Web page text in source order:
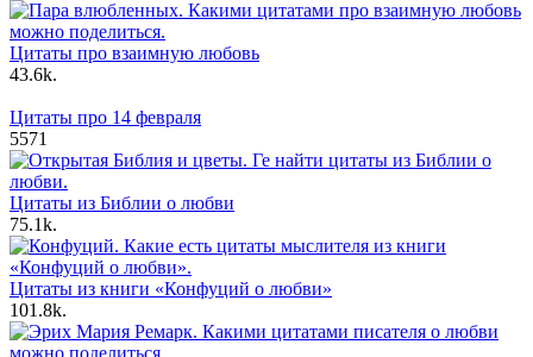
Цитаты про взаимную любовь
43.6k.
Цитаты про 14 февраля
5571
Цитаты из Библии о любви
75.1k.
Цитаты из книги «Конфуций о любви»
101.8k.